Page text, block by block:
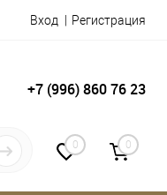
Вход Регистрация
+7 (996) 860 76 23
0 0